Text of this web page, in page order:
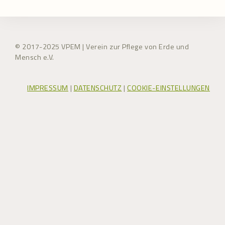
© 2017-2025 VPEM | Verein zur Pflege von Erde und
Mensch e.V.
IMPRESSUM | DATENSCHUTZ |COOKIE-EINSTELLUNGEN